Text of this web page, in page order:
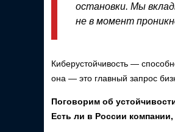
остановки. Мы
не в момент
Киберустойчивость —
она — это главный запрос
Поговорим об
Есть ли в России